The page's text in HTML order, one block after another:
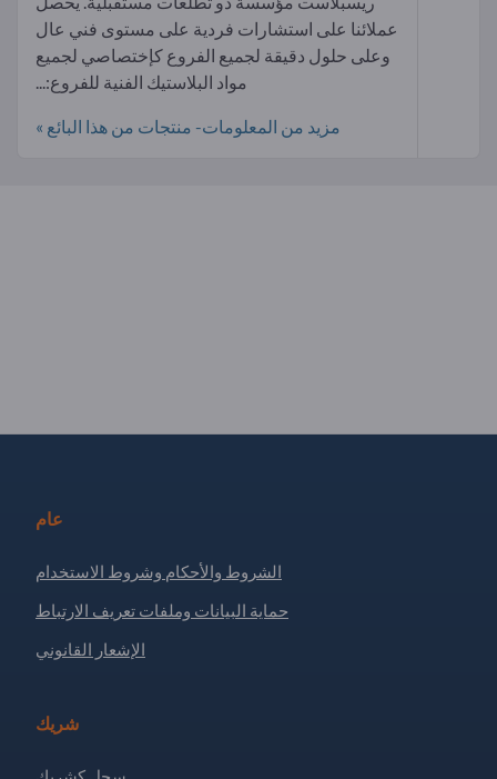
عملائنا على استشارات فردية على مستوى فني عال
وعلى حلول دقيقة لجميع الفروع كإختصاصي لجميع
مواد البلاستيك الفنية للفروع:...
مزيد من المعلومات- منتجات من هذا البائع »
عام
الشروط والأحكام وشروط الاستخدام
حماية البيانات وملفات تعريف الارتباط
الإشعار القانوني
شريك